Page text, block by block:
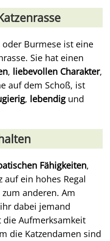
Burmese ist eine
Sie hat einen
, liebevollen Charakter,
auf dem Schoß, ist
, lebendigund
Fähigkeiten,
ein hohes Regal
anderen. Am
dabei jemand
Aufmerksamkeit
die Katzendamen sind